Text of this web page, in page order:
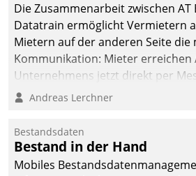
Die Zusammenarbeit zwischen AT
Datatrain ermöglicht Vermietern
Mietern auf der anderen Seite die
Kommunikation: Mieter erreichen
Unternehmens jetzt direkt per
Mitarbeiter oder Dienstleister
Andreas Lerchner
Bestandsdaten
Bestand in der Hand
Mobiles